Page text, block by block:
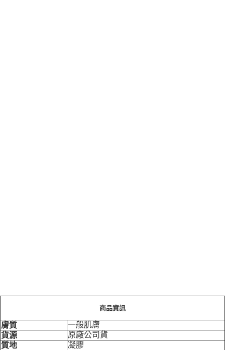
商品資訊
膚質
一般肌膚
貨源
原廠公司貨
質地
凝膠